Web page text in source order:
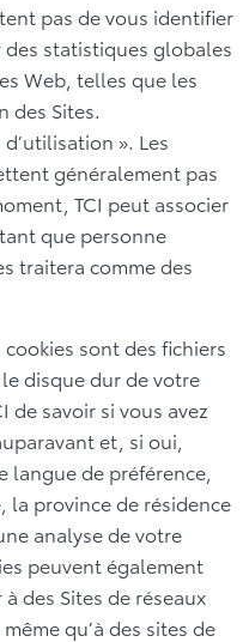
pas de vous identifier
statistiques globales
Web, telles que les
Sites.
». Les
généralement pas
TCI peut associer
que personne
traitera comme des
cookies sont des fichiers
disque dur de votre
de savoir si vous avez
et, si oui,
langue de préférence,
la province de résidence
analyse de votre
peuvent également
des Sites de réseaux
qu’à des sites de